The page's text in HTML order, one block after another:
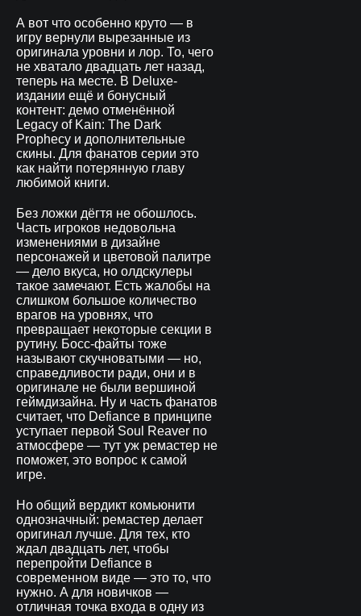
А вот что особенно круто — в
игру вернули вырезанные из
оригинала уровни и лор. То, чего
не хватало двадцать лет назад,
теперь на месте. В Deluxe-
издании ещё и бонусный
контент: демо отменённой
Legacy of Kain: The Dark
Prophecy и дополнительные
скины. Для фанатов серии это
как найти потерянную главу
любимой книги.
Без ложки дёгтя не обошлось.
Часть игроков недовольна
изменениями в дизайне
персонажей и цветовой палитре
— дело вкуса, но олдскулеры
такое замечают. Есть жалобы на
слишком большое количество
врагов на уровнях, что
превращает некоторые секции в
рутину. Босс-файты тоже
называют скучноватыми — но,
справедливости ради, они и в
оригинале не были вершиной
геймдизайна. Ну и часть фанатов
считает, что Defiance в принципе
уступает первой Soul Reaver по
атмосфере — тут уж ремастер не
поможет, это вопрос к самой
игре.
Но общий вердикт комьюнити
однозначный: ремастер делает
оригинал лучше. Для тех, кто
ждал двадцать лет, чтобы
перепройти Defiance в
современном виде — это то, что
нужно. А для новичков —
отличная точка входа в одну из